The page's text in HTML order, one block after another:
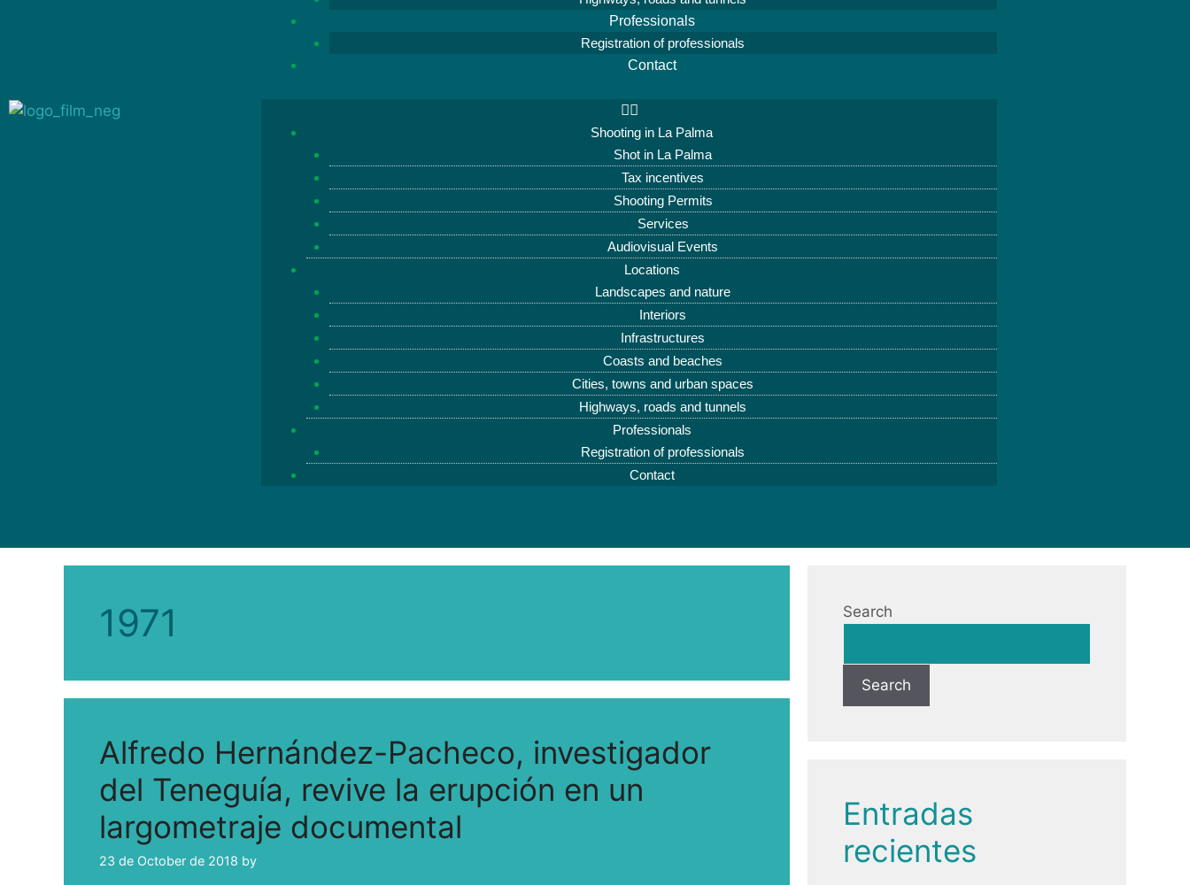
Professionals
Registration of professionals
Contact
Shooting in La Palma
Shot in La Palma
Tax incentives
Shooting Permits
Services
Audiovisual Events
Locations
Landscapes and nature
Interiors
Infrastructures
Coasts and beaches
Cities, towns and urban spaces
Highways, roads and tunnels
Professionals
Registration of professionals
Contact
1971
Alfredo Hernández-Pacheco, investigador
del Teneguía, revive la erupción en un
largometraje documental
23 de October de 2018 by
Search
Search
Entradas
recientes